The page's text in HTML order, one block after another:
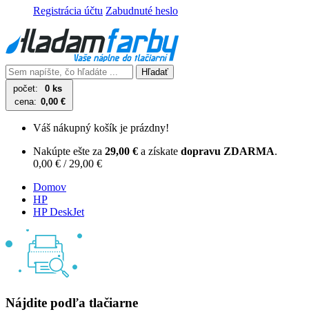
Registrácia účtu Zabudnuté heslo
Hľadať
počet:
0 ks
cena: 0,00 €
Váš nákupný košík je prázdny!
Nakúpte ešte za 29,00 € a získate dopravu ZDARMA.
0,00 € / 29,00 €
Domov
HP
HP DeskJet
Nájdite podľa tlačiarne